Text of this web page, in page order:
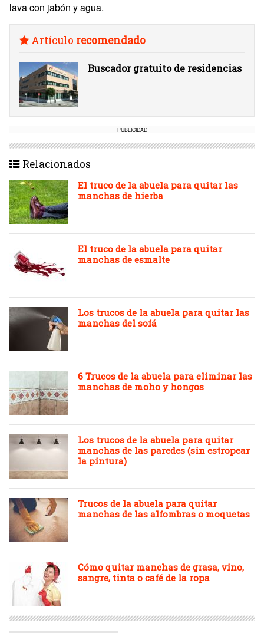
lava con jabón y agua.
Artículo recomendado
Buscador gratuito de residencias
PUBLICIDAD
Relacionados
El truco de la abuela para quitar las
manchas de hierba
El truco de la abuela para quitar
manchas de esmalte
Los trucos de la abuela para quitar las
manchas del sofá
6 Trucos de la abuela para eliminar las
manchas de moho y hongos
Los trucos de la abuela para quitar
manchas de las paredes (sin estropear
la pintura)
Trucos de la abuela para quitar
manchas de las alfombras o moquetas
Cómo quitar manchas de grasa, vino,
sangre, tinta o café de la ropa